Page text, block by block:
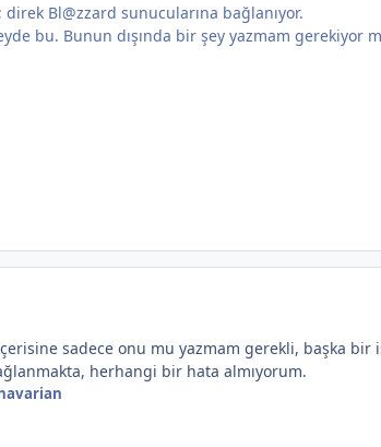
Bl@zzard sunucularına bağlanıyor.
bu. Bunun dışında bir şey yazmam gerekiyor
sadece onu mu yazmam gerekli, başka bir
herhangi bir hata almıyorum.